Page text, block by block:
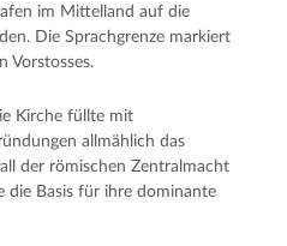
im Mittelland auf die
Die Sprachgrenze markiert
Vorstosses.
Kirche füllte mit
allmählich das
der römischen Zentralmacht
die Basis für ihre dominante